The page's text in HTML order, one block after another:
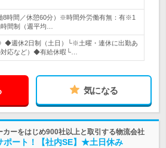
8時間／休憩60分）※時間外労働有無：有※1
間制（週平均…
》◆週休2日制（土日）└※土曜・連休に出勤あ
対応など）◆有給休暇└…
気になる
カーをはじめ900社以上と取引する物流会社
ポート！【社内SE】★土日休み